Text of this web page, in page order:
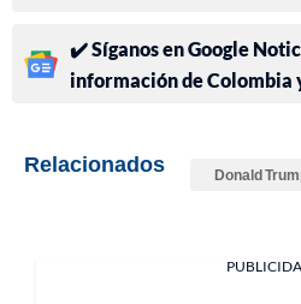
✔️ Síganos en Google
información de Colombia
Relacionados Donald